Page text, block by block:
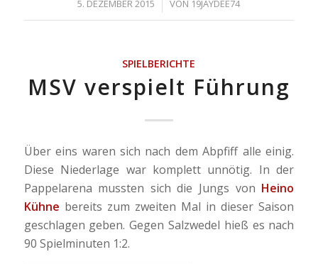
5. DEZEMBER 2015
/ VON 19JAYDEE74
SPIELBERICHTE
MSV verspielt Führung
Über eins waren sich nach dem Abpfiff alle einig.
Diese Niederlage war komplett unnötig. In der
Pappelarena mussten sich die Jungs von Heino
Kühne bereits zum zweiten Mal in dieser Saison
geschlagen geben. Gegen Salzwedel hieß es nach
90 Spielminuten 1:2.